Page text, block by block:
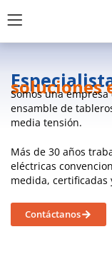
soluciones
Somos una
ensamble de
media tensión.
Más de 30 años
eléctricas
medida, certificadas
Contáctanos